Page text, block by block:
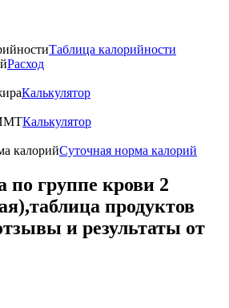
Таблица калорийности
Расход
Калькулятор
Калькулятор
Суточная норма калорий
по группе крови 2
продуктов
и результаты от